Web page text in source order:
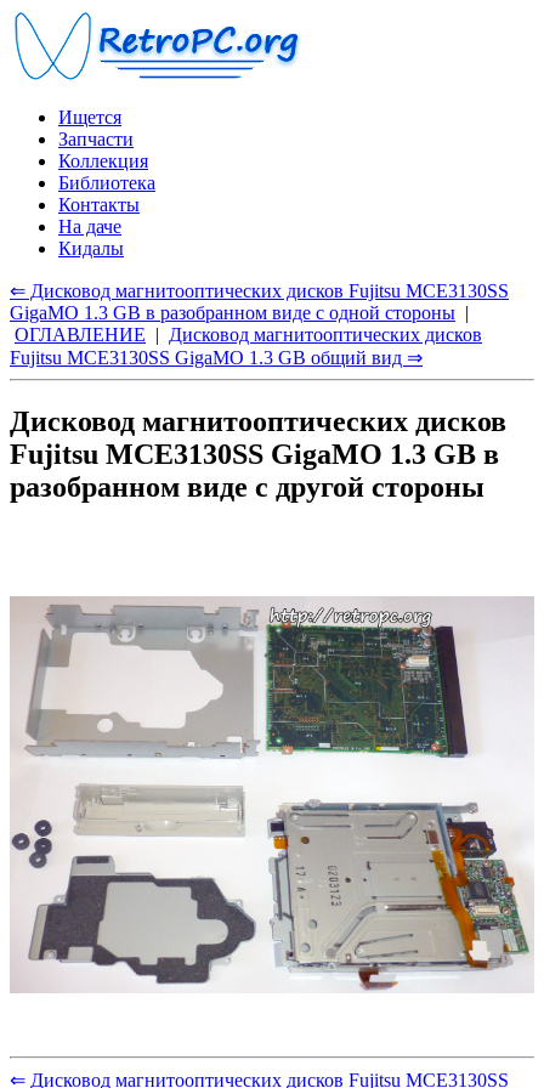
Ищется
Запчасти
Коллекция
Библиотека
Контакты
На даче
Кидалы
⇐ Дисковод магнитооптических дисков Fujitsu MCE3130SS
GigaMO 1.3 GB в разобранном виде с одной стороны |
ОГЛАВЛЕНИЕ | Дисковод магнитооптических дисков
Fujitsu MCE3130SS GigaMO 1.3 GB общий вид ⇒
Дисковод магнитооптических дисков
Fujitsu MCE3130SS GigaMO 1.3 GB в
разобранном виде с другой стороны
⇐ Дисковод магнитооптических дисков Fujitsu MCE3130SS